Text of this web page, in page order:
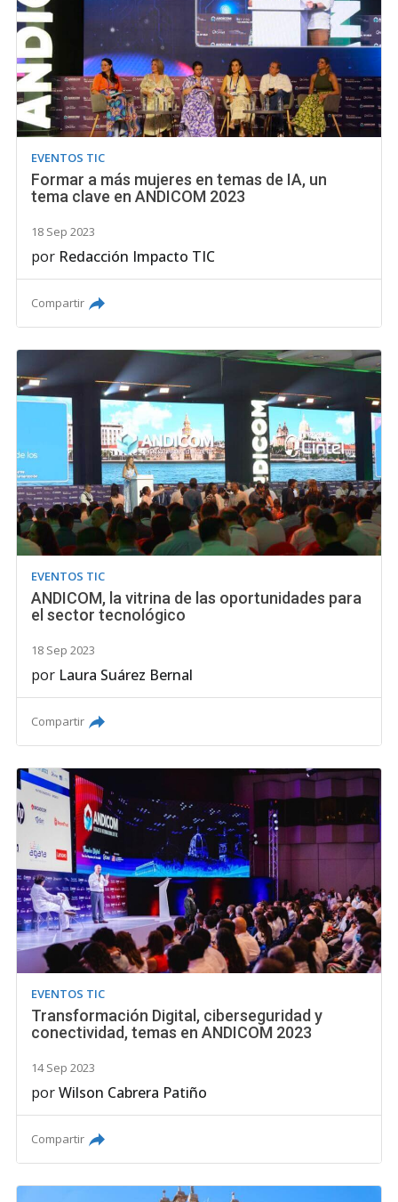
EVENTOS TIC
Formar a más mujeres en temas de IA, un
tema clave en ANDICOM 2023
18 Sep 2023
por Redacción Impacto TIC
Compartir
EVENTOS TIC
ANDICOM, la vitrina de las oportunidades para
el sector tecnológico
18 Sep 2023
por Laura Suárez Bernal
Compartir
EVENTOS TIC
Transformación Digital, ciberseguridad y
conectividad, temas en ANDICOM 2023
14 Sep 2023
porWilson Cabrera Patiño
Compartir